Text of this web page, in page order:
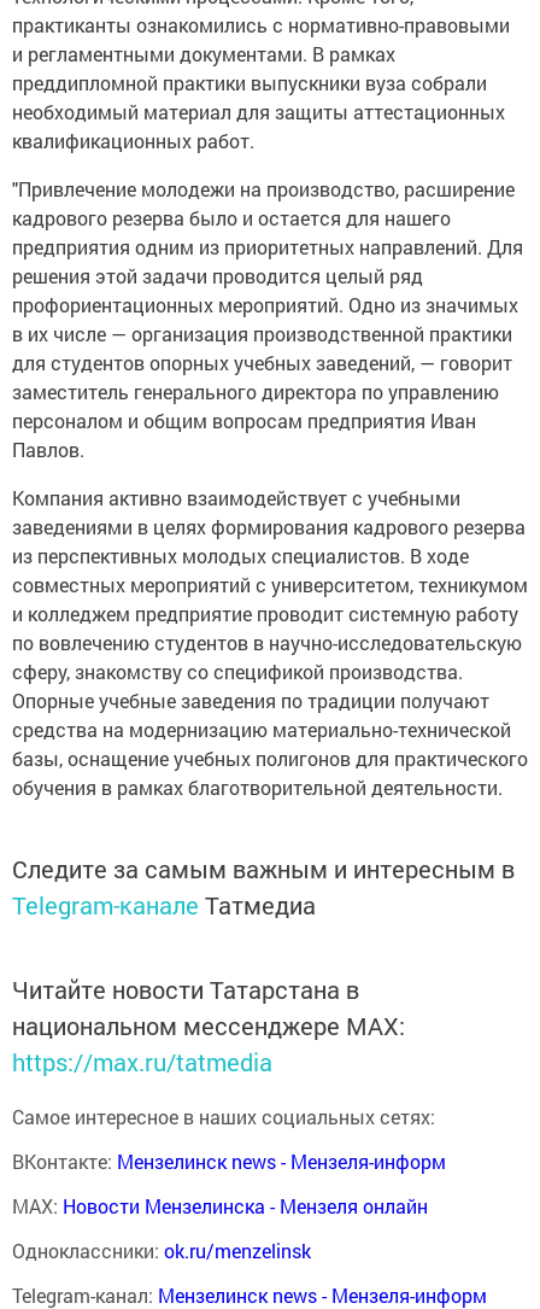
практиканты ознакомились с нормативно-правовыми
и регламентными документами. В рамках
преддипломной практики выпускники вуза собрали
необходимый материал для защиты аттестационных
квалификационных работ.
"Привлечение молодежи на производство, расширение
кадрового резерва было и остается для нашего
предприятия одним из приоритетных направлений. Для
решения этой задачи проводится целый ряд
профориентационных мероприятий. Одно из значимых
в их числе — организация производственной практики
для студентов опорных учебных заведений, — говорит
заместитель генерального директора по управлению
персоналом и общим вопросам предприятия Иван
Павлов.
Компания активно взаимодействует с учебными
заведениями в целях формирования кадрового резерва
из перспективных молодых специалистов. В ходе
совместных мероприятий с университетом, техникумом
и колледжем предприятие проводит системную работу
по вовлечению студентов в научно-исследовательскую
сферу, знакомству со спецификой производства.
Опорные учебные заведения по традиции получают
средства на модернизацию материально-технической
базы, оснащение учебных полигонов для практического
обучения в рамках благотворительной деятельности.
Следите за самым важным и интересным в
Telegram-канале Татмедиа
Читайте новости Татарстана в
национальном мессенджере MАХ:
https://max.ru/tatmedia
Самое интересное в наших социальных сетях:
ВКонтакте: Мензелинск news - Мензеля-информ
MAX: Новости Мензелинска - Мензеля онлайн
Одноклассники: ok.ru/menzelinsk
Telegram-канал: Мензелинск news - Мензеля-информ